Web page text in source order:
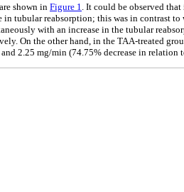
shown in Figure 1 . It could be observed
tubular reabsorption; this was in contrast to
with an increase in the tubular
On the other hand, in the TAA-treated
2.25 mg/min (74.75% decrease in relation